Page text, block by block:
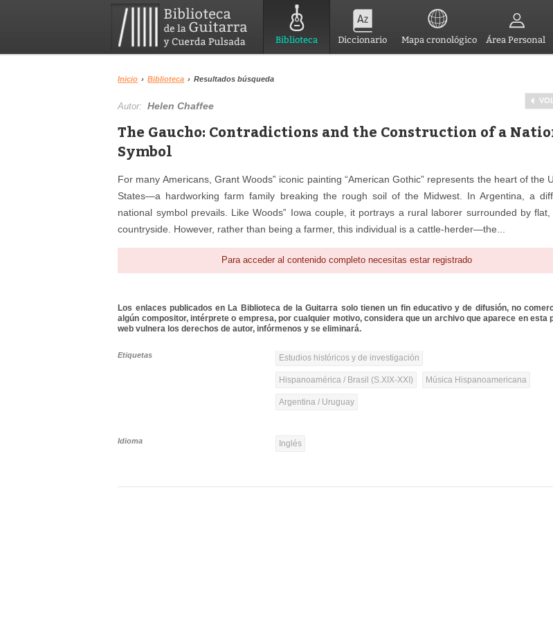
Biblioteca Diccionario Mapa cronológico Área Personal
Inicio › Biblioteca › Resultados búsqueda
Autor:Helen Chaffee
The Gaucho: Contradictions and the Construction of a
Symbol
For many Americans, Grant Woods‟ iconic painting “American Gothic” represents the heart of the
States—a hardworking farm family breaking the rough soil of the Midwest. In Argentina, a
national symbol prevails. Like Woods‟ Iowa couple, it portrays a rural laborer surrounded by flat,
countryside. However, rather than being a farmer, this individual is a cattle-herder—the...
Para acceder al contenido completo necesitas estar registrado
Los enlaces publicados en La Biblioteca de la Guitarra solo tienen un fin educativo y de difusión, no
algún compositor, intérprete o empresa, por cualquier motivo, considera que un archivo que aparece en esta
web vulnera los derechos de autor, infórmenos y se eliminará.
Etiquetas Estudios históricos y de investigación
Hispanoamérica / Brasil (S.XIX-XXI) Música Hispanoamericana
Argentina / Uruguay
Idioma Inglés